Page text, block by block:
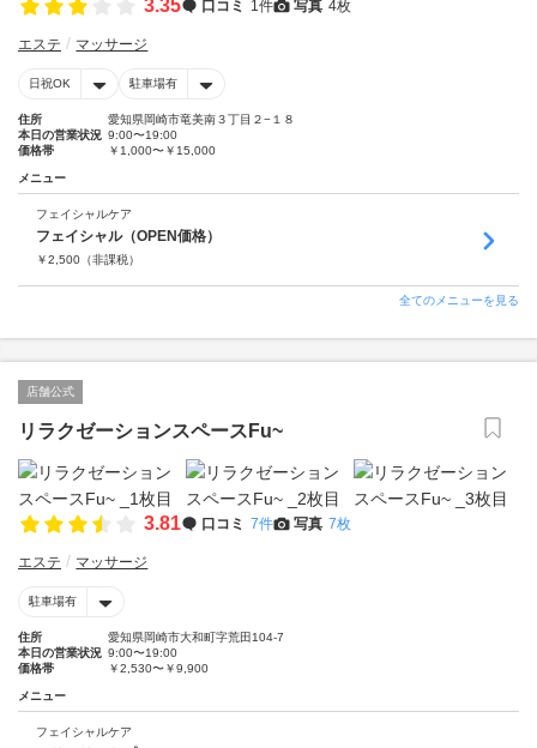
3.35 口コミ 1件 写真 4枚
エステ マッサージ
日祝OK 駐車場有
住所
愛知県岡崎市竜美南３丁目２−１８
本日の営業状況 9:00〜19:00
価格帯
￥1,000〜￥15,000
メニュー
フェイシャルケア
フェイシャル（OPEN価格）
￥2,500 （非課税）
全てのメニューを見る
店舗公式
リラクゼーションスペースFu~
3.81 口コミ 7件 写真 7枚
エステ マッサージ
駐車場有
住所
愛知県岡崎市大和町字荒田104-7
本日の営業状況 9:00〜19:00
価格帯
￥2,530〜￥9,900
メニュー
フェイシャルケア